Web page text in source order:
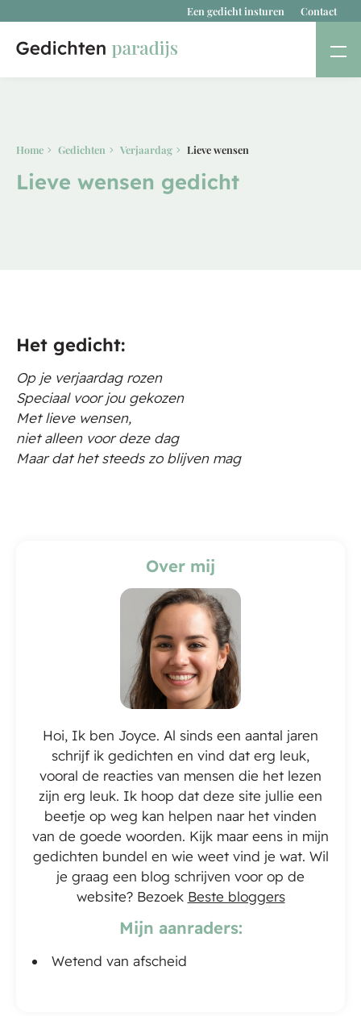
Een gedicht insturen Contact
Home Gedichten Verjaardag Lieve wensen
Lieve wensen gedicht
Het gedicht:
Op je verjaardag rozen
Speciaal voor jou gekozen
Met lieve wensen,
niet alleen voor deze dag
Maar dat het steeds zo blijven mag
Over mij
Hoi, Ik ben Joyce. Al sinds een aantal jaren
schrijf ik gedichten en vind dat erg leuk,
vooral de reacties van mensen die het lezen
zijn erg leuk. Ik hoop dat deze site jullie een
beetje op weg kan helpen naar het vinden
van de goede woorden. Kijk maar eens in mijn
gedichten bundel en wie weet vind je wat. Wil
je graag een blog schrijven voor op de
website? Bezoek Beste bloggers
Mijn aanraders:
Wetend van afscheid